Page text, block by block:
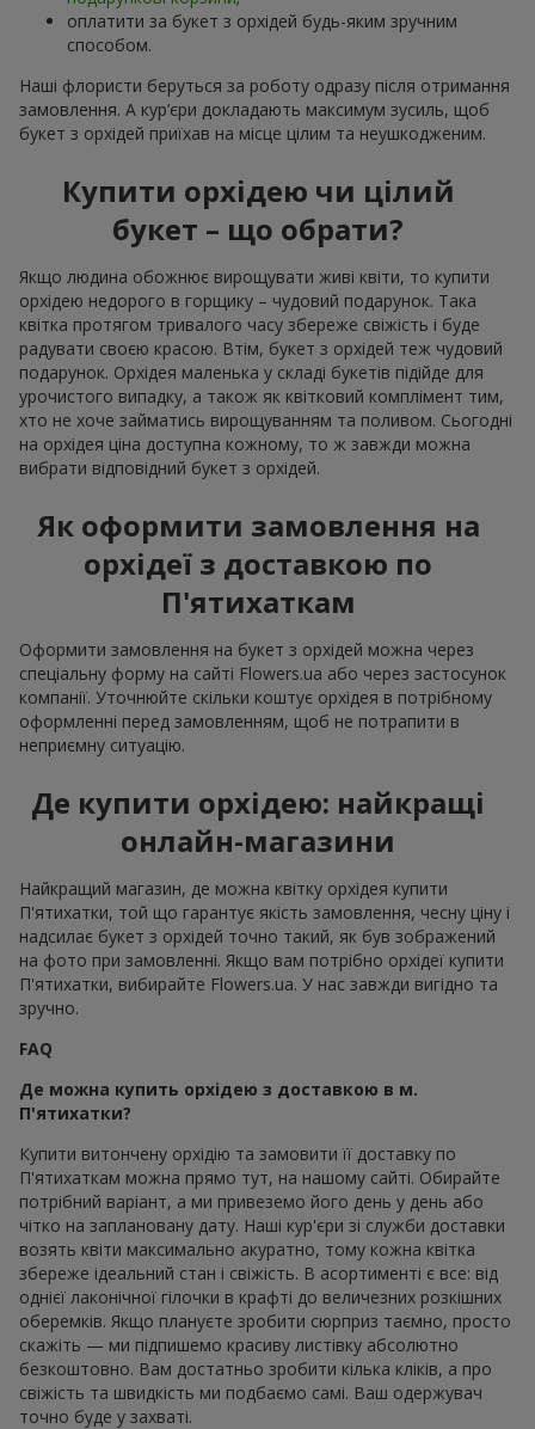
оплатити за букет з орхідей будь-яким зручним
способом.
Наші флористи беруться за роботу одразу після отримання
замовлення. А кур’єри докладають максимум зусиль, щоб
букет з орхідей приїхав на місце цілим та неушкодженим.
Купити орхідею чи цілий
букет – що обрати?
Якщо людина обожнює вирощувати живі квіти, то купити
орхідею недорого в горщику – чудовий подарунок. Така
квітка протягом тривалого часу збереже свіжість і буде
радувати своєю красою. Втім, букет з орхідей теж чудовий
подарунок. Орхідея маленька у складі букетів підійде для
урочистого випадку, а також як квітковий комплімент тим,
хто не хоче займатись вирощуванням та поливом. Сьогодні
на орхідея ціна доступна кожному, то ж завжди можна
вибрати відповідний букет з орхідей.
Як оформити замовлення на
орхідеї з доставкою по
П'ятихаткам
Оформити замовлення на букет з орхідей можна через
спеціальну форму на сайті Flowers.ua або через застосунок
компанії. Уточнюйте скільки коштує орхідея в потрібному
оформленні перед замовленням, щоб не потрапити в
неприємну ситуацію.
Де купити орхідею: найкращі
онлайн-магазини
Найкращий магазин, де можна квітку орхідея купити
П'ятихатки, той що гарантує якість замовлення, чесну ціну і
надсилає букет з орхідей точно такий, як був зображений
на фото при замовленні. Якщо вам потрібно орхідеї купити
П'ятихатки, вибирайте Flowers.ua. У нас завжди вигідно та
зручно.
FAQ
Де можна купить орхідею з доставкою в м.
П'ятихатки?
Купити витончену орхідію та замовити її доставку по
П'ятихаткам можна прямо тут, на нашому сайті. Обирайте
потрібний варіант, а ми привеземо його день у день або
чітко на заплановану дату. Наші кур'єри зі служби доставки
возять квіти максимально акуратно, тому кожна квітка
збереже ідеальний стан і свіжість. В асортименті є все: від
однієї лаконічної гілочки в крафті до величезних розкішних
оберемків. Якщо плануєте зробити сюрприз таємно, просто
скажіть — ми підпишемо красиву листівку абсолютно
безкоштовно. Вам достатньо зробити кілька кліків, а про
свіжість та швидкість ми подбаємо самі. Ваш одержувач
точно буде у захваті.